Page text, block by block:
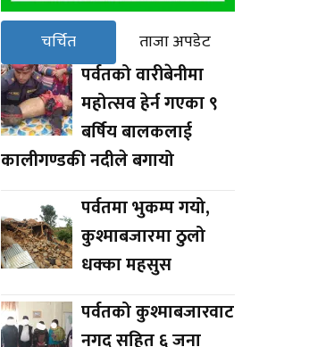
चर्चित ताजा अपडेट
पर्वतको वारीबेनीमा
महोत्सव हेर्न गएका ९
बर्षिय बालकलाई
कालीगण्डकी नदीले बगायो
पर्वतमा भुकम्प गयो,
कुश्माबजारमा ठुलो
धक्का महसुस
पर्वतको कुश्माबजारवाट
नगद सहित ६ जना